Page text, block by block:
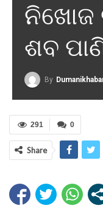
ନିଖୋଜ
ଶବ
By
0
291
Share